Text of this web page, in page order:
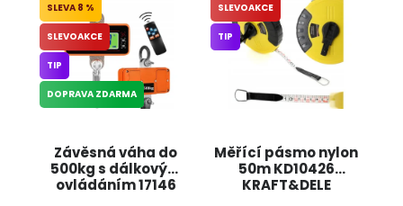
Závěsná váha do
500kg s dálkovým
ovládáním 17146
8 %
SLEVOAKCE
TIP
DOPRAVA ZDARMA
Měřící pásmo nylon
50m KD10426
KRAFT&DELE
SLEVOAKCE
TIP